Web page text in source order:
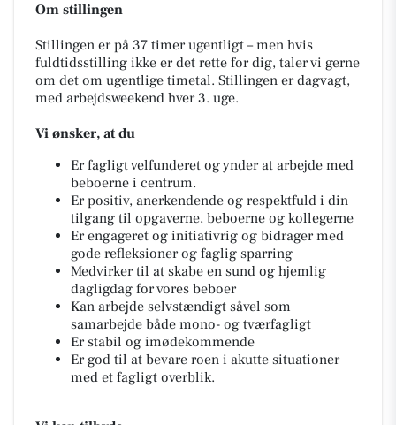
Om stillingen
Stillingen er på 37 timer ugentligt – men hvis
fuldtidsstilling ikke er det rette for dig, taler vi gerne
om det om ugentlige timetal. Stillingen er dagvagt,
med arbejdsweekend hver 3. uge.
Vi ønsker, at du
Er fagligt velfunderet og ynder at arbejde med
beboerne i centrum.
Er positiv, anerkendende og respektfuld i din
tilgang til opgaverne, beboerne og kollegerne
Er engageret og initiativrig og bidrager med
gode refleksioner og faglig sparring
Medvirker til at skabe en sund og hjemlig
dagligdag for vores beboer
Kan arbejde selvstændigt såvel som
samarbejde både mono- og tværfagligt
Er stabil og imødekommende
Er god til at bevare roen i akutte situationer
med et fagligt overblik.